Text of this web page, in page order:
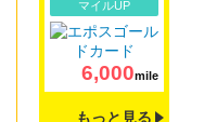
マイルUP
6,000mile
もっと見る